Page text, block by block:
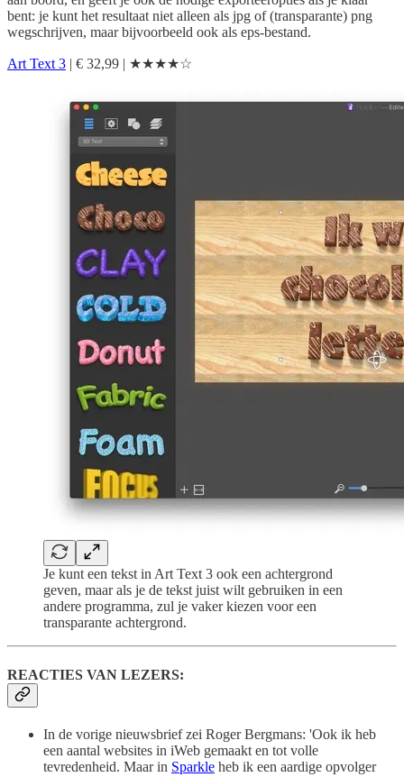
bent: je kunt het resultaat niet alleen als jpg of (transparante) png
wegschrijven, maar bijvoorbeeld ook als eps-bestand.
Art Text 3 | € 32,99 | ★★★★☆
Je kunt een tekst in Art Text 3 ook een achtergrond
geven, maar als je de tekst juist wilt gebruiken in een
andere programma, zul je vaker kiezen voor een
transparante achtergrond.
REACTIES VAN LEZERS:
In de vorige nieuwsbrief zei Roger Bergmans: 'Ook ik heb
een aantal websites in iWeb gemaakt en tot volle
tevredenheid. Maar in Sparkle heb ik een aardige opvolger